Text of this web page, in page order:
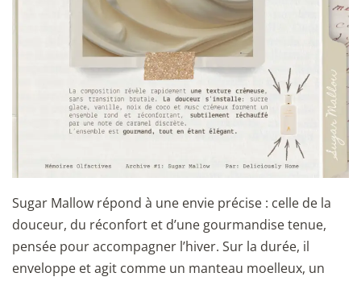
Sugar Mallow répond à une envie précise : celle de la
douceur, du réconfort et d’une gourmandise tenue,
pensée pour accompagner l’hiver. Sur la durée, il
enveloppe et agit comme un manteau moelleux, un